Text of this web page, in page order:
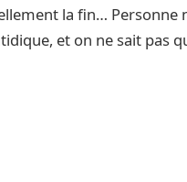
la fin… Personne
et on ne sait pas